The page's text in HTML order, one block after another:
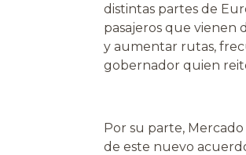
distintas partes de
pasajeros que vienen
y aumentar rutas,
gobernador quien
Por su parte,
de este nuevo